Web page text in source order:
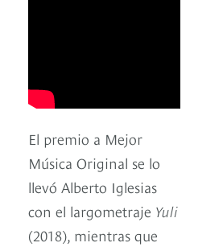
El premio a Mejor
Música Original se lo
llevó Alberto Iglesias
con el largometraje Yuli
(2018), mientras que